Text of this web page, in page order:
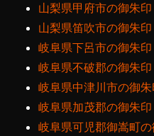
山梨県甲府市の御朱印
山梨県笛吹市の御朱印
岐阜県下呂市の御朱印
岐阜県不破郡の御朱印
岐阜県中津川市の御朱
岐阜県加茂郡の御朱印
岐阜県可児郡御嵩町